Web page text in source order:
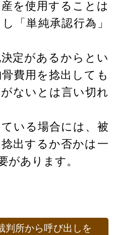
を使用することは
「単純承認行為」
定があるからとい
費用を捻出しても
ないとは言い切れ
いる場合には、被
出するか否かは一
があります。
判所から呼び出しを